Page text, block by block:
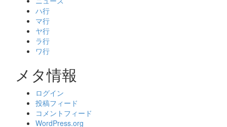
ハ行
マ行
ヤ行
ラ行
ワ行
メタ情報
ログイン
投稿フィード
コメントフィード
WordPress.org